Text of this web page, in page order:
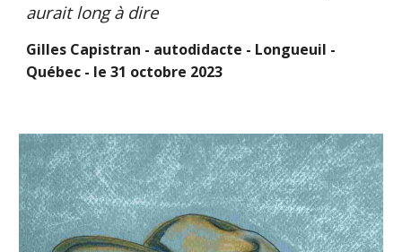
aurait long à dire
Gilles Capistran - autodidacte - Longueuil -
Québec - le31 octobre 2023